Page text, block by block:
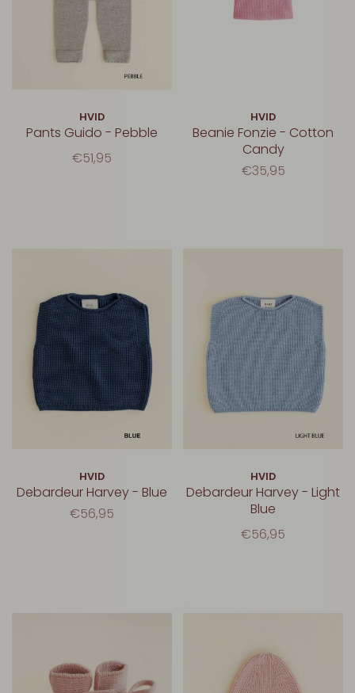
HVID
Pants Guido - Pebble
€51,95
HVID
Beanie Fonzie - Cotton
Candy
€35,95
HVID
Debardeur Harvey - Blue
€56,95
HVID
Debardeur Harvey - Light
Blue
€56,95